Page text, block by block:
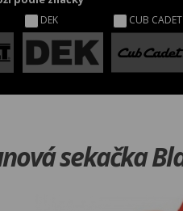
DEK CUB CADET
sekačka